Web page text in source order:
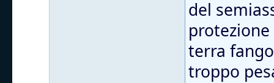
del
terra
troppo